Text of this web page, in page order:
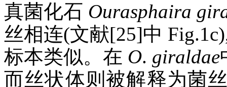
真菌化石 Ourasphaira
丝相连(文献[25]中
标本类似。在 O. giraldae
而丝状体则被解释为菌